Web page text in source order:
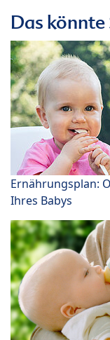
Das könnte
Ernährungsplan:
Ihres Babys